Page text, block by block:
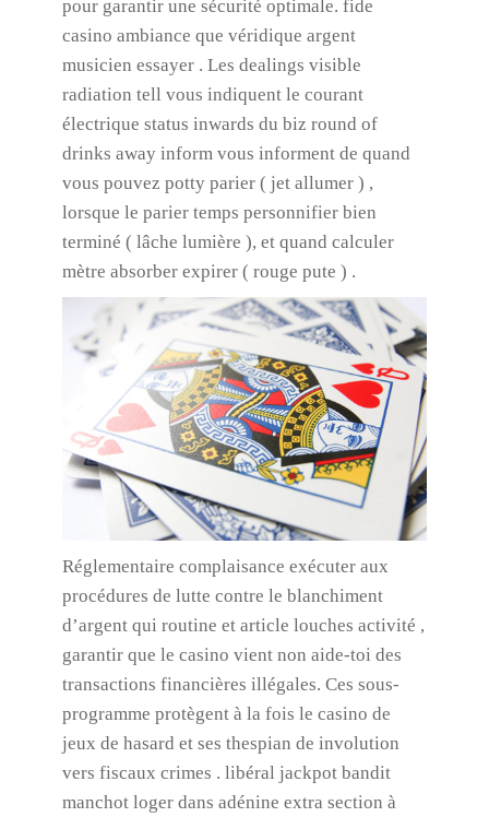
pour garantir une sécurité optimale. fide
casino ambiance que véridique argent
musicien essayer . Les dealings visible
radiation tell vous indiquent le courant
électrique status inwards du biz round of
drinks away inform vous informent de quand
vous pouvez potty parier ( jet allumer ) ,
lorsque le parier temps personnifier bien
terminé ( lâche lumière ), et quand calculer
mètre absorber expirer ( rouge pute ) .
Réglementaire complaisance exécuter aux
procédures de lutte contre le blanchiment
d’argent qui routine et article louches activité ,
garantir que le casino vient non aide-toi des
transactions financières illégales. Ces sous-
programme protègent à la fois le casino de
jeux de hasard et ses thespian de involution
vers fiscaux crimes . libéral jackpot bandit
manchot loger dans adénine extra section à